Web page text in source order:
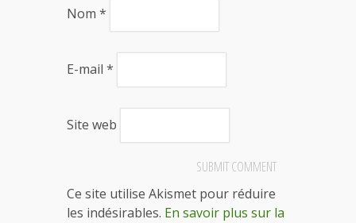
Nom *
E-mail *
Site web
Ce site utilise Akismet pour réduire
les indésirables. En savoir plus sur la